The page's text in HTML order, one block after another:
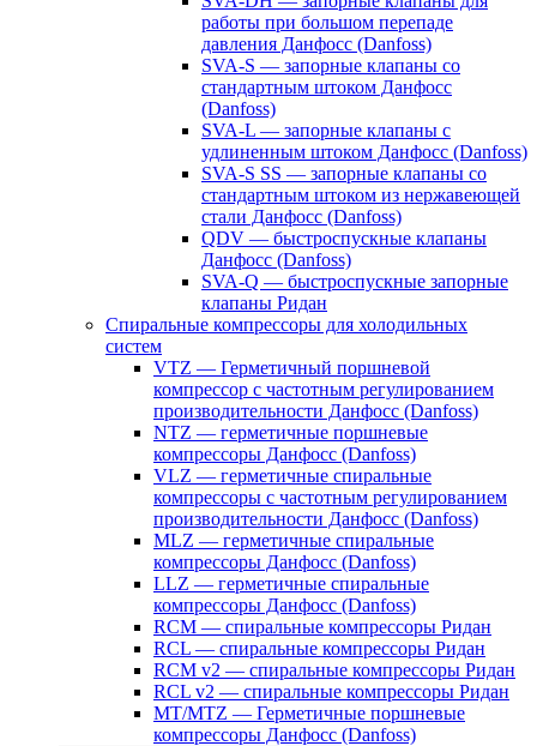
работы при большом перепаде
давления Данфосс (Danfoss)
SVA-S — запорные клапаны со
стандартным штоком Данфосс
(Danfoss)
SVA-L — запорные клапаны с
удлиненным штоком Данфосс (Danfoss)
SVA-S SS — запорные клапаны со
стандартным штоком из нержавеющей
стали Данфосс (Danfoss)
QDV — быстроспускные клапаны
Данфосс (Danfoss)
SVA-Q — быстроспускные запорные
клапаны Ридан
Спиральные компрессоры для холодильных
систем
VTZ — Герметичный поршневой
компрессор с частотным регулированием
производительности Данфосс (Danfoss)
NTZ — герметичные поршневые
компрессоры Данфосс (Danfoss)
VLZ — герметичные спиральные
компрессоры с частотным регулированием
производительности Данфосс (Danfoss)
MLZ — герметичные спиральные
компрессоры Данфосс (Danfoss)
LLZ — герметичные спиральные
компрессоры Данфосс (Danfoss)
RCM — спиральные компрессоры Ридан
RCL — спиральные компрессоры Ридан
RCM v2 — спиральные компрессоры Ридан
RCL v2 — спиральные компрессоры Ридан
MT/MTZ — Герметичные поршневые
компрессоры Данфосс (Danfoss)